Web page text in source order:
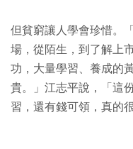
但貧窮讓人學會珍惜。
場，從陌生，到了解上
功，大量學習、養成的
貴。」江志平說，「這
習，還有錢可領，真的